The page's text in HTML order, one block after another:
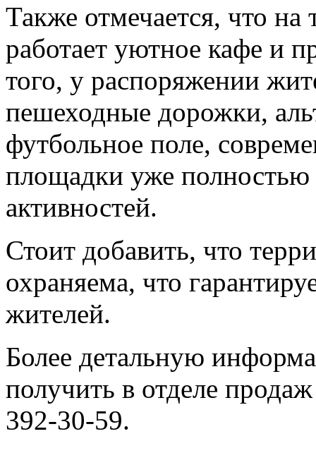
Также отмечается, что
работает уютное кафе и
того, у распоряжении
пешеходные дорожки,
футбольное поле,
площадки уже полностью
активностей.
Стоит добавить, что
охраняема, что
жителей.
Более детальную
получить в отделе
392-30-59.